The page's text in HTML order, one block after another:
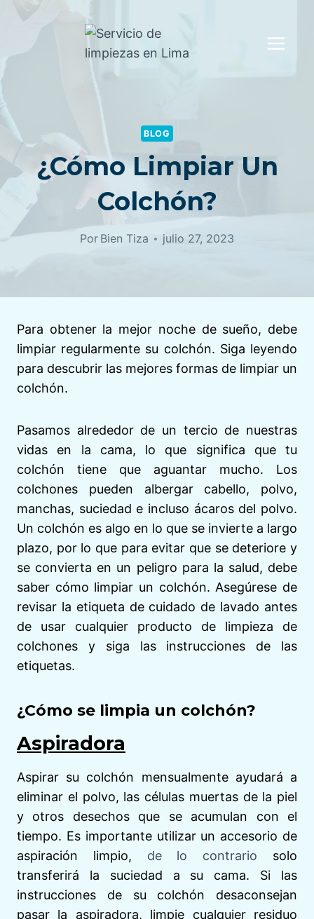
BLOG
¿Cómo Limpiar Un
Colchón?
Por Bien Tiza julio 27, 2023
Para obtener la mejor noche de sueño, debe
limpiar regularmente su colchón. Siga leyendo
para descubrir las mejores formas de limpiar un
colchón.
Pasamos alrededor de un tercio de nuestras
vidas en la cama, lo que significa que tu
colchón tiene que aguantar mucho. Los
colchones pueden albergar cabello, polvo,
manchas, suciedad e incluso ácaros del polvo.
Un colchón es algo en lo que se invierte a largo
plazo, por lo que para evitar que se deteriore y
se convierta en un peligro para la salud, debe
saber cómo limpiar un colchón. Asegúrese de
revisar la etiqueta de cuidado de lavado antes
de usar cualquier producto de limpieza de
colchones y siga las instrucciones de las
etiquetas.
¿Cómo se limpia un colchón?
Aspiradora
Aspirar su colchón mensualmente ayudará a
eliminar el polvo, las células muertas de la piel
y otros desechos que se acumulan con el
tiempo. Es importante utilizar un accesorio de
aspiración limpio, de lo contrario solo
transferirá la suciedad a su cama. Si las
instrucciones de su colchón desaconsejan
pasar la aspiradora, limpie cualquier residuo